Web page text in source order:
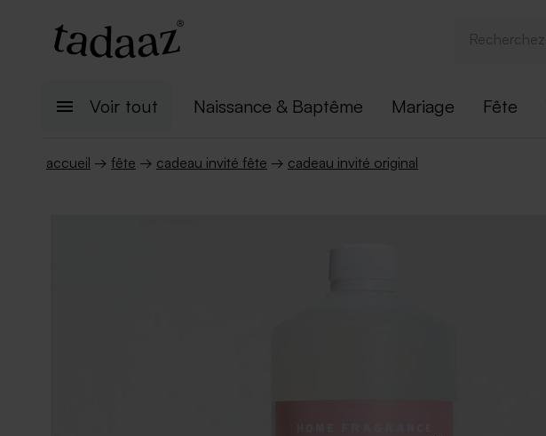
Voir tout Naissance & Baptême Mariage Fête
accueil → fête → cadeau invité fête → cadeau invité original